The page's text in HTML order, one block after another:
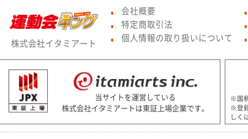
株式会社イタミアート
● 会社概要
● 特定商取引法
● 個人情報の取り扱いについて
●
●
●
当サイトを運営している
株式会社イタミアートは東証上場企業です。
※国
※登
しく